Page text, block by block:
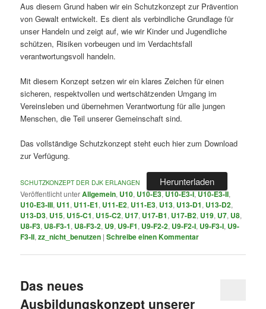
Aus diesem Grund haben wir ein Schutzkonzept zur Prävention
von Gewalt entwickelt. Es dient als verbindliche Grundlage für
unser Handeln und zeigt auf, wie wir Kinder und Jugendliche
schützen, Risiken vorbeugen und im Verdachtsfall
verantwortungsvoll handeln.
Mit diesem Konzept setzen wir ein klares Zeichen für einen
sicheren, respektvollen und wertschätzenden Umgang im
Vereinsleben und übernehmen Verantwortung für alle jungen
Menschen, die Teil unserer Gemeinschaft sind.
Das vollständige Schutzkonzept steht euch hier zum Download
zur Verfügung.
SCHUTZKONZEPT DER DJK ERLANGEN Herunterladen
Veröffentlicht unterAllgemein, U10, U10-E3,U10-E3-I,U10-E3-II,
U10-E3-III, U11, U11-E1, U11-E2, U11-E3, U13, U13-D1, U13-D2,
U13-D3, U15, U15-C1, U15-C2, U17, U17-B1, U17-B2, U19, U7, U8,
U8-F3, U8-F3-1, U8-F3-2, U9, U9-F1, U9-F2-2, U9-F2-I, U9-F3-I, U9-
F3-II,zz_nicht_benutzen |Schreibe einen Kommentar
Das neues
Ausbildungskonzept unserer